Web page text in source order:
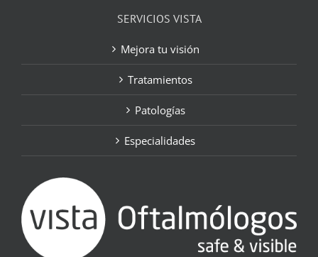
SERVICIOS VISTA
Mejora tu visión
Tratamientos
Patologías
Especialidades